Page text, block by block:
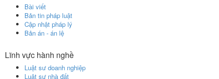
Bài viết
Bản tin pháp luật
Cập nhật pháp lý
Bản án - án lệ
Lĩnh vực hành nghề
Luật sư doanh nghiệp
Luật sư nhà đất